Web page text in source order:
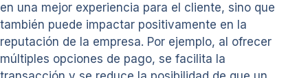
en una mejor experiencia para el cliente, sino que
también puede impactar positivamente en la
reputación de la empresa. Por ejemplo, al ofrecer
múltiples opciones de pago, se facilita la